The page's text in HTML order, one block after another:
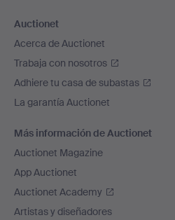
Auctionet
Acerca de Auctionet
Trabaja con nosotros
Adhiere tu casa de subastas
La garantía Auctionet
Más información de Auctionet
Auctionet Magazine
App Auctionet
Auctionet Academy
Artistas y diseñadores